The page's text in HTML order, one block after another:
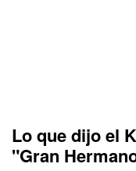
Lo que dijo el
"Gran